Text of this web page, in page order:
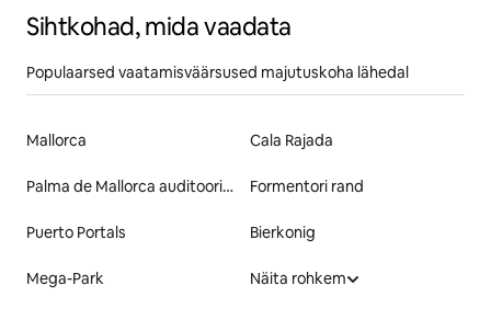
Sihtkohad, mida vaadata
Populaarsed vaatamisväärsused majutuskoha lähedal
Mallorca Cala Rajada
Palma de Mallorca auditoorium Formentori rand
Puerto Portals Bierkonig
Mega-Park Näita rohkem